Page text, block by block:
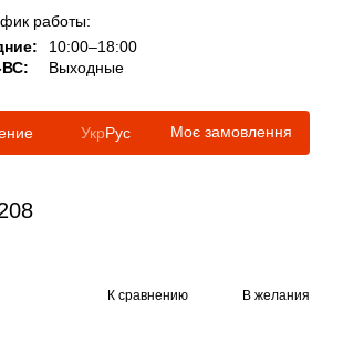
работы:
10:00–18:00
Выходные
УкрРус Моє замовлення
К сравнению В желания